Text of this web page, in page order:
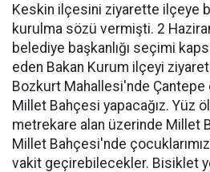
Keskin ilçesini ziyarette ilçeye
kurulma sözü vermişti. 2
belediye başkanlığı seçimi
eden Bakan Kurum ilçeyi
Bozkurt Mahallesi'nde
Millet Bahçesi yapacağız. Yüz
metrekare alan üzerinde Millet
Millet Bahçesi'nde
vakit geçirebilecekler. Bisiklet